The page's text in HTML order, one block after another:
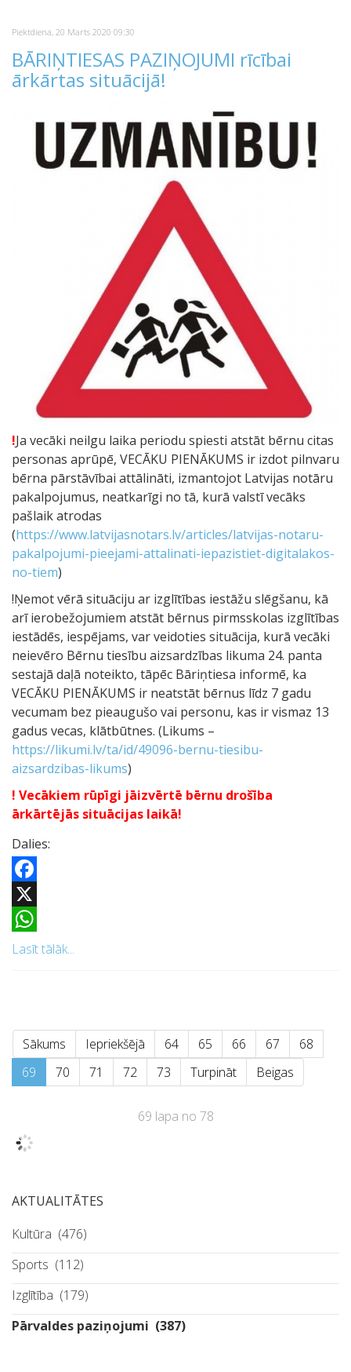
Piektdiena, 20 Marts 2020 09:30
BĀRIŅTIESAS PAZIŅOJUMI rīcībai
ārkārtas situācijā!
!Ja vecāki neilgu laika periodu spiesti atstāt bērnu citas
personas aprūpē, VECĀKU PIENĀKUMS ir izdot pilnvaru
bērna pārstāvībai attālināti, izmantojot Latvijas notāru
pakalpojumus, neatkarīgi no tā, kurā valstī vecāks
pašlaik atrodas
(https://www.latvijasnotars.lv/articles/latvijas-notaru-
pakalpojumi-pieejami-attalinati-iepazistiet-digitalakos-
no-tiem)
!Ņemot vērā situāciju ar izglītības iestāžu slēgšanu, kā
arī ierobežojumiem atstāt bērnus pirmsskolas izglītības
iestādēs, iespējams, var veidoties situācija, kurā vecāki
neievēro Bērnu tiesību aizsardzības likuma 24. panta
sestajā daļā noteikto, tāpēc Bāriņtiesa informē, ka
VECĀKU PIENĀKUMS ir neatstāt bērnus līdz 7 gadu
vecumam bez pieaugušo vai personu, kas ir vismaz 13
gadus vecas, klātbūtnes. (Likums –
https://likumi.lv/ta/id/49096-bernu-tiesibu-
aizsardzibas-likums)
! Vecākiem rūpīgi jāizvērtē bērnu drošība
ārkārtējās situācijas laikā!
Dalies:
Facebook
X
WhatsApp
Lasīt tālāk...
Sākums Iepriekšējā 64 65 66 67
68
69
70 71 72 73 Turpināt Beigas
69 lapa no 78
AKTUALITĀTES
Kultūra (476)
Sports (112)
Izglītība (179)
Pārvaldes paziņojumi (387)